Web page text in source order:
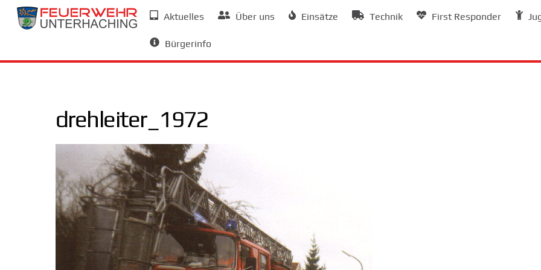
Skip
Aktuelles Über uns Einsätze Technik First Responder
Bürgerinfo
drehleiter_1972